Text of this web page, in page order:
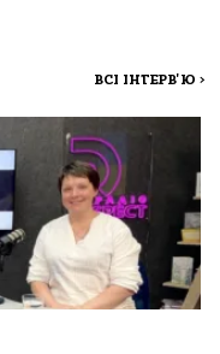
ВСІ ІНТЕРВ'Ю >